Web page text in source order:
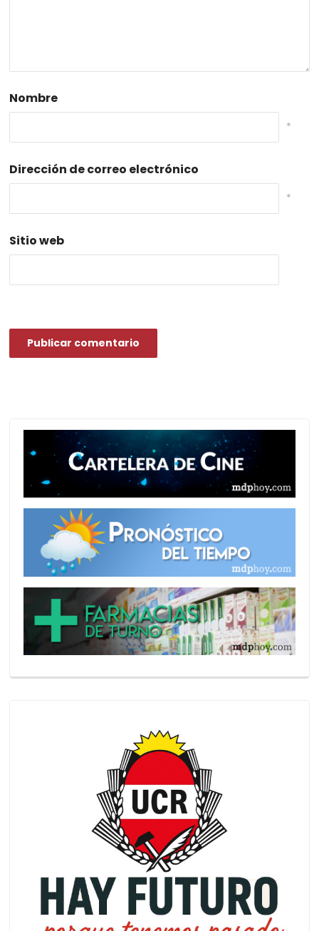
Nombre
*
Dirección de correo electrónico
*
Sitio web